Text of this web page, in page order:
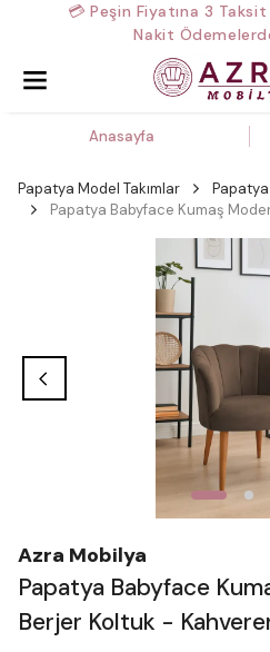
💳 Peşin Fiyatına 3
Nakit
Anasayfa
Papatya Model Takımlar
Papatya Babyface Kumaş
Azra Mobilya
Papatya Babyface
Berjer Koltuk -